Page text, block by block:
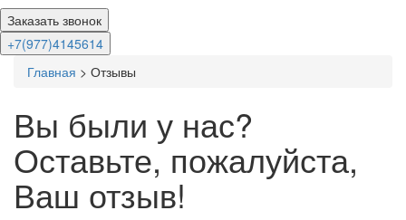
Заказать звонок
+7(977)4145614
Главная > Отзывы
Вы были у нас?
Оставьте, пожалуйста,
Ваш отзыв!